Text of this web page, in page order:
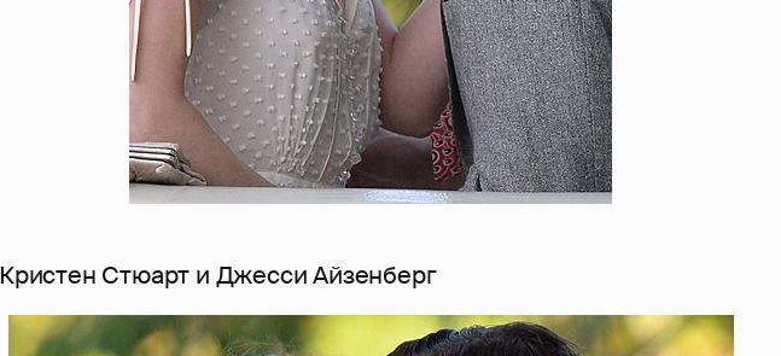
Кристен Стюарт и Джесси Айзенберг